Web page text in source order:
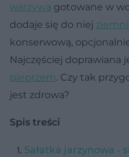
warzywa gotowane w
dodaje się do niej
konserwową,
Najczęściej doprawiana
pieprzem. Czy tak
jest zdrowa?
Spis treści
Sałatka jarzynowa -